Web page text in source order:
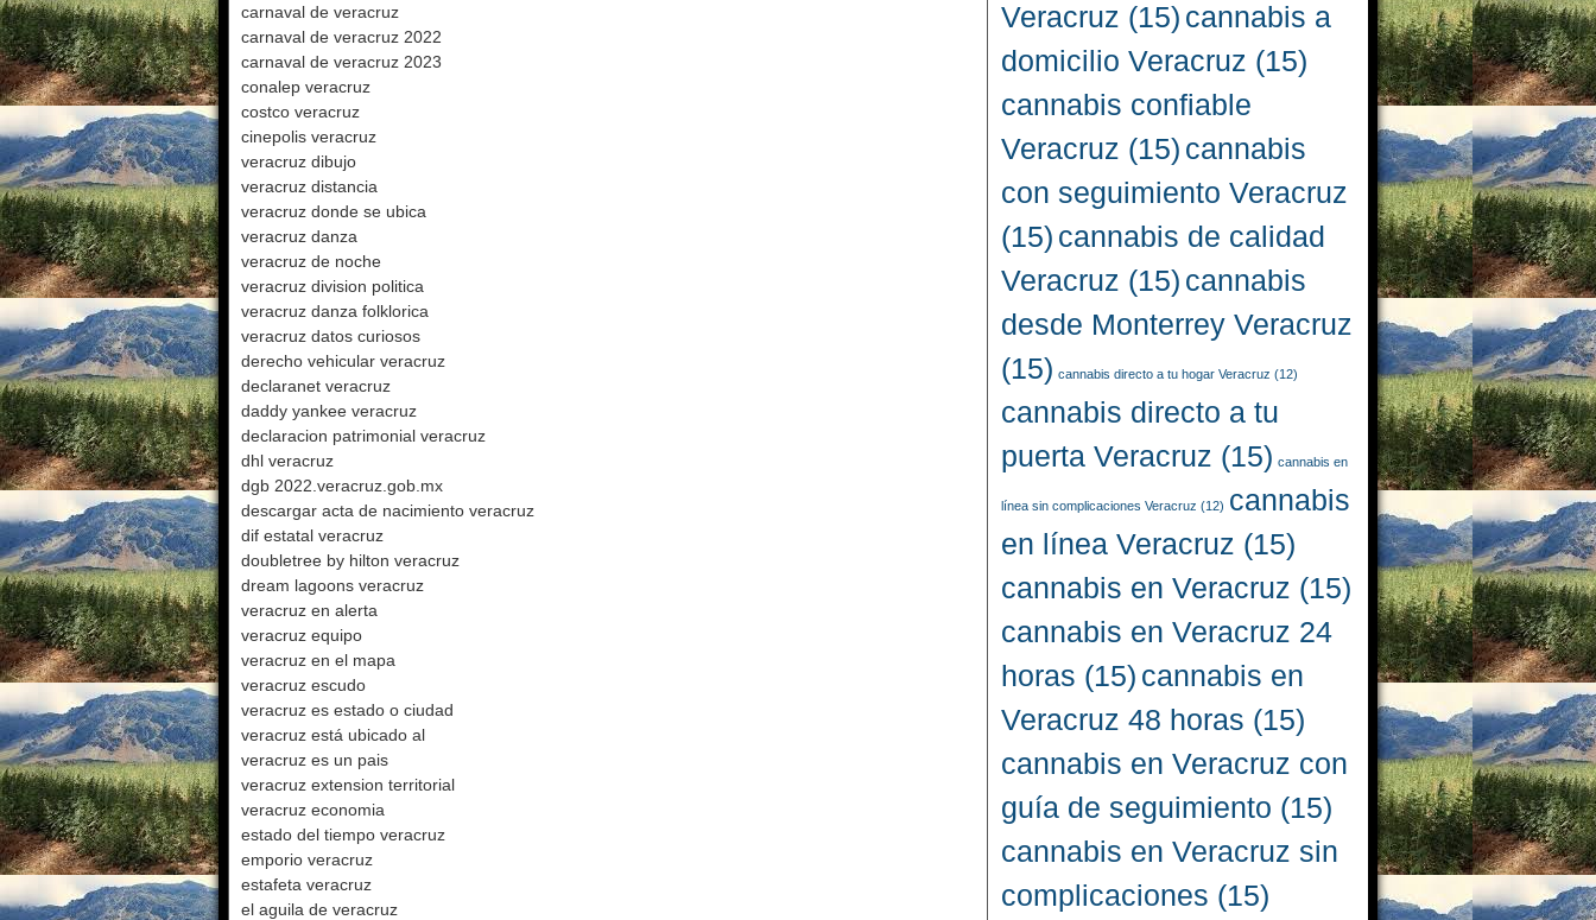
carnaval de veracruz
carnaval de veracruz 2022
carnaval de veracruz 2023
conalep veracruz
costco veracruz
cinepolis veracruz
veracruz dibujo
veracruz distancia
veracruz donde se ubica
veracruz danza
veracruz de noche
veracruz division politica
veracruz danza folklorica
veracruz datos curiosos
derecho vehicular veracruz
declaranet veracruz
daddy yankee veracruz
declaracion patrimonial veracruz
dhl veracruz
dgb 2022.veracruz.gob.mx
descargar acta de nacimiento veracruz
dif estatal veracruz
doubletree by hilton veracruz
dream lagoons veracruz
veracruz en alerta
veracruz equipo
veracruz en el mapa
veracruz escudo
veracruz es estado o ciudad
veracruz está ubicado al
veracruz es un pais
veracruz extension territorial
veracruz economia
estado del tiempo veracruz
emporio veracruz
estafeta veracruz
el aguila de veracruz
Veracruz (15) cannabis a
domicilio Veracruz (15)
cannabis confiable
Veracruz (15) cannabis
con seguimiento Veracruz
(15) cannabis de calidad
Veracruz (15) cannabis
desde Monterrey Veracruz
(15) cannabis directo a tu hogar Veracruz (12)
cannabis directo a tu
puerta Veracruz (15) cannabis en
línea sin complicaciones Veracruz (12) cannabis
en línea Veracruz (15)
cannabis en Veracruz (15)
cannabis en Veracruz 24
horas (15) cannabis en
Veracruz 48 horas (15)
cannabis en Veracruz con
guía de seguimiento (15)
cannabis en Veracruz sin
complicaciones (15)